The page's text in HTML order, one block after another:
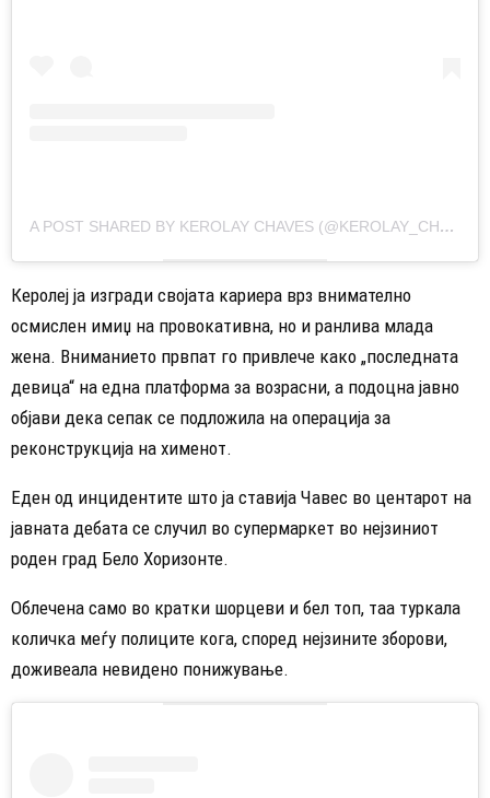
A POST SHARED BY KEROLAY CHAVES (@KEROLAY_CHAVES)
Керолеј ја изгради својата кариера врз внимателно
осмислен имиџ на провокативна, но и ранлива млада
жена. Вниманието првпат го привлече како „последната
девица“ на една платформа за возрасни, а подоцна јавно
објави дека сепак се подложила на операција за
реконструкција на хименот.
Еден од инцидентите што ја ставија Чавес во центарот на
јавната дебата се случил во супермаркет во нејзиниот
роден град Бело Хоризонте.
Облечена само во кратки шорцеви и бел топ, таа туркала
количка меѓу полиците кога, според нејзините зборови,
доживеала невидено понижување.